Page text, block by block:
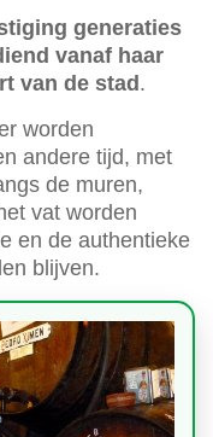
generaties
vanaf haar
van de stad .
worden
andere tijd, met
de muren,
vat worden
en de authentieke
blijven.